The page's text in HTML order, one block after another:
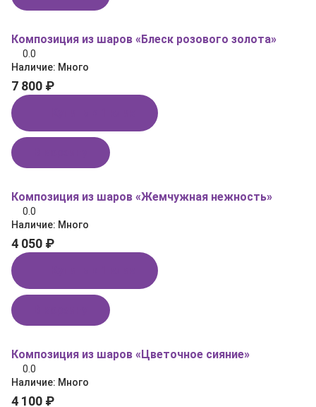
Композиция из шаров «Блеск розового золота»
0.0
Наличие: Много
7 800 ₽
Композиция из шаров «Жемчужная нежность»
0.0
Наличие: Много
4 050 ₽
Композиция из шаров «Цветочное сияние»
0.0
Наличие: Много
4 100 ₽